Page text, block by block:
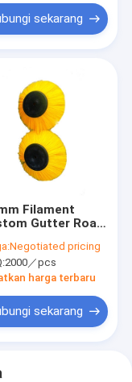
sekarang
Filament
Gutter Road
Untuk
Negotiated pricing
2000／pcs
harga terbaru
sekarang